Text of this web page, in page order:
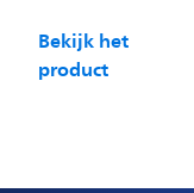
Bekijk het
product